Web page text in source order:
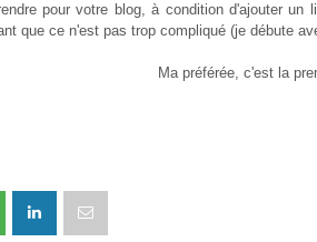
pour votre blog, à condition d'ajouter
que ce n'est pas trop compliqué (je débute
Ma préférée, c'est la